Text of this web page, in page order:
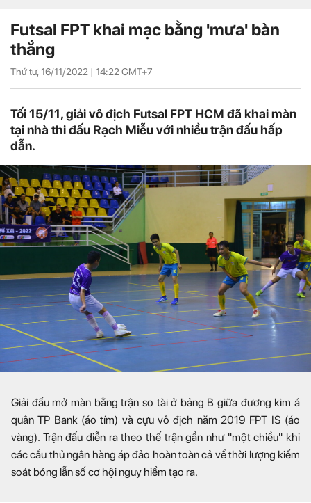
Futsal FPT khai mạc bằng 'mưa' bàn
thắng
Thứ tư, 16/11/2022 | 14:22 GMT+7
Tối 15/11, giải vô địch Futsal FPT HCM đã khai màn
tại nhà thi đấu Rạch Miễu với nhiều trận đấu hấp
dẫn.
Giải đấu mở màn bằng trận so tài ở bảng B giữa đương kim á
quân TP Bank (áo tím) và cựu vô địch năm 2019 FPT IS (áo
vàng). Trận đấu diễn ra theo thế trận gần như "một chiều" khi
các cầu thủ ngân hàng áp đảo hoàn toàn cả về thời lượng kiểm
soát bóng lẫn số cơ hội nguy hiểm tạo ra.